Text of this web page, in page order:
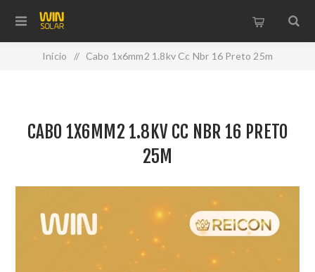
Início / Cabo 1x6mm2 1.8kv Cc Nbr 16 Preto 25m
CABO 1X6MM2 1.8KV CC NBR 16 PRETO
25M